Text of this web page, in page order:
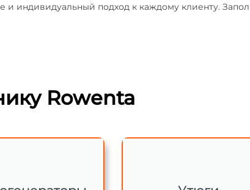
индивидуальный подход к каждому клиенту.
Rowenta